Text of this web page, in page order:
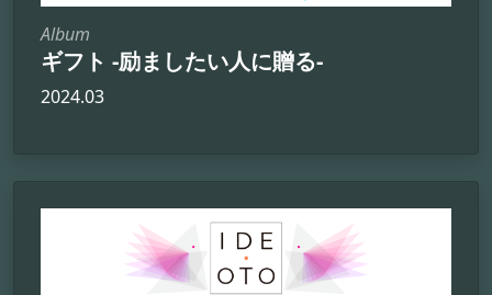
Album
ギフト -励ましたい人に贈る-
2024.03